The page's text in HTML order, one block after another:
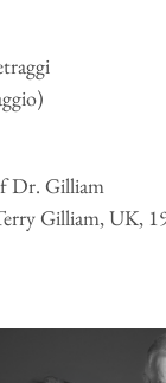
Dr. Gilliam
Gilliam, UK,